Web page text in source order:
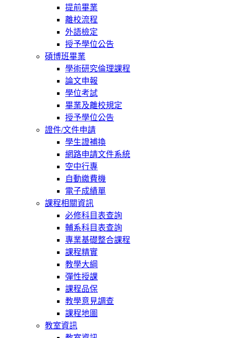
提前畢業
離校流程
外語檢定
授予學位公告
碩博班畢業
學術研究倫理課程
論文申報
學位考試
畢業及離校規定
授予學位公告
證件/文件申請
學生證補換
網路申請文件系統
空中行專
自動繳費機
電子成績單
課程相關資訊
必修科目表查詢
輔系科目表查詢
專業基礎整合課程
課程精實
教學大綱
彈性授課
課程品保
教學意見調查
課程地圖
教室資訊